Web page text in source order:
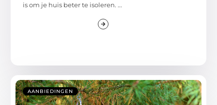
is om je huis beter te isoleren. ...
AANBIEDINGEN